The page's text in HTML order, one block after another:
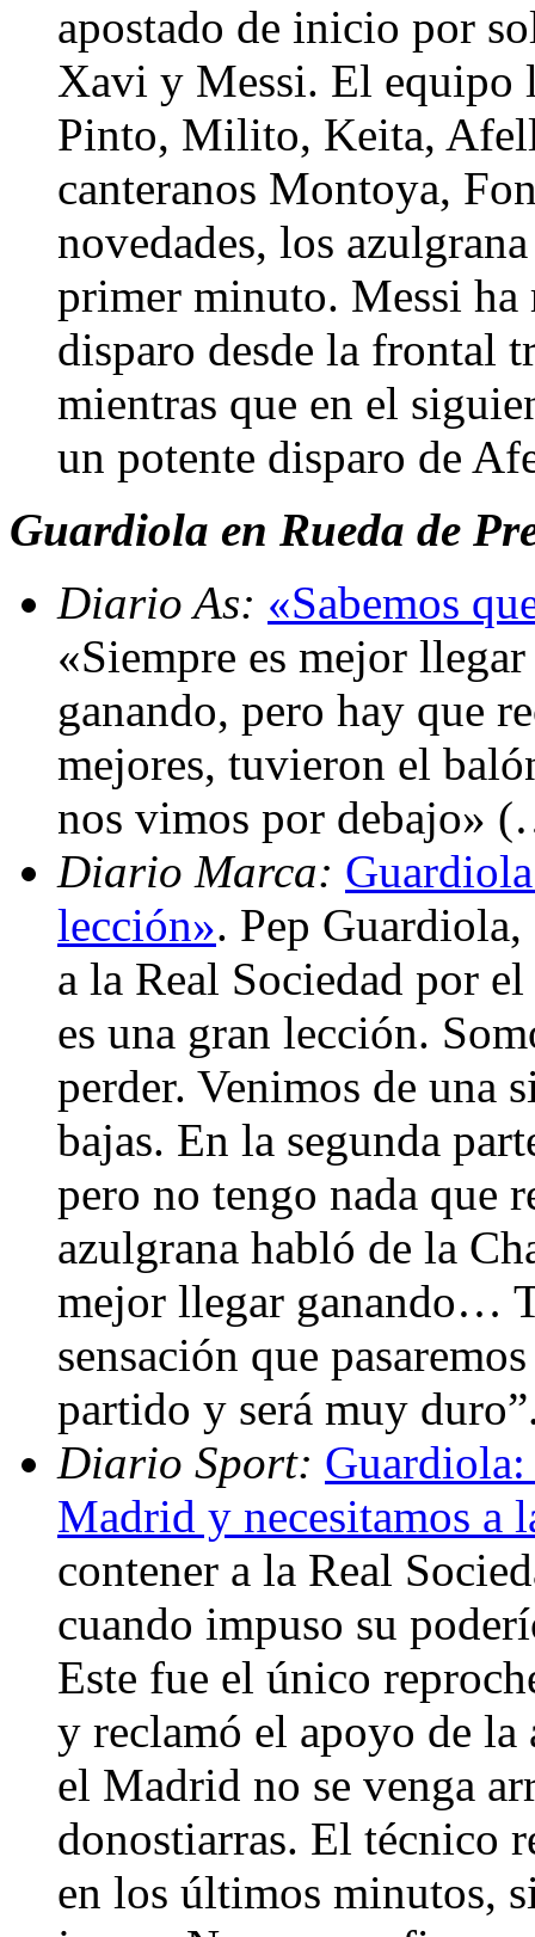
apostado de inicio por
Xavi y Messi. El equipo
Pinto, Milito, Keita,
canteranos Montoya,
novedades, los
primer minuto. Messi ha
disparo desde la frontal
mientras que en el
un potente disparo de
Guardiola en Rueda de
Diario As: «Sabemos
«Siempre es mejor
ganando, pero hay que
mejores, tuvieron el
nos vimos por debajo»
Diario Marca:
lección». Pep
a la Real Sociedad por
es una gran lección.
perder. Venimos de una
bajas. En la segunda
pero no tengo nada que
azulgrana habló de la
mejor llegar ganando…
sensación que
partido y será muy
Diario Sport: Guardiola:
Madrid y necesitamos a
contener a la Real
cuando impuso su
Este fue el único
y reclamó el apoyo de la
el Madrid no se venga
donostiarras. El técnico
en los últimos minutos,